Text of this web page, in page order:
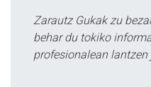
Zarautz Gukak zu
behar du tokiko
profesionalean lantzen